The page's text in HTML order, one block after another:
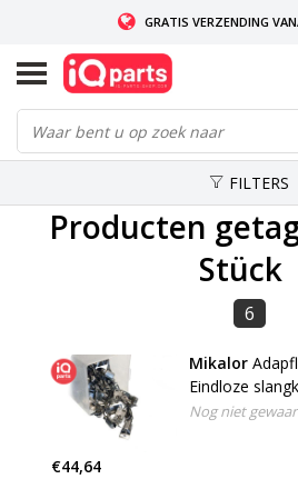
GRATIS VERZENDING
INDIEN VOORRADIG: VOOR 14:00
WERELDWIJDE
FILTERS
Producten
Stück
6
Mikalor
Eindloze
(RVS 430)
Nog niet
€44,64